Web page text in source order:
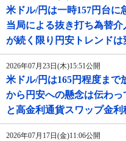
米ドル/円は一時157円台に
当局による抜き打ち為替
が続く限り円安トレンドは
2026年07月23日(木)15:51公開
米ドル/円は165円程度まで
から円安への懸念は伝わ
と高金利通貨スワップ金利
2026年07月17日(金)11:06公開